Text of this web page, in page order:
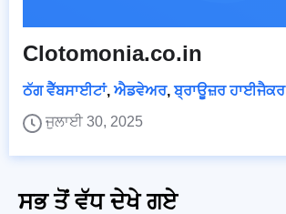
Clotomonia.co.in
ਠੱਗ ਵੈੱਬਸਾਈਟਾਂ, ਐਡਵੇਅਰ,ਬ੍ਰਾਊਜ਼ਰ ਹਾਈਜੈਕਰ
ਜੁਲਾਈ 30, 2025
ਸਭ ਤੋਂ ਵੱਧ ਦੇਖੇ ਗਏ